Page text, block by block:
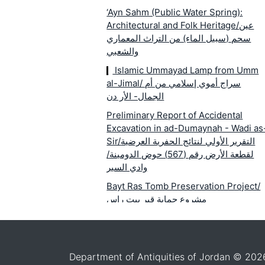
‘Ayn Sahm (Public Water Spring):
Architectural and Folk Heritage/عين
سحم (سبيل الماء) من التراث المعماري
والشعبي
Islamic Ummayad Lamp from Umm
al-Jimal/ سراج أموي إسلامي من أم
الجمال- الأر دن
Preliminary Report of Accidental
Excavation in ad-Dumaynah - Wadi
Sir/التقرير الأولي لنتائج الحفرية العرضية
لقطعة الأرض رقم (567) حوض الدومينة/
وادي السير
Bayt Ras Tomb Preservation Project/
مشروع حماية قبر بيت راس
Department of Antiquities of Jordan ©